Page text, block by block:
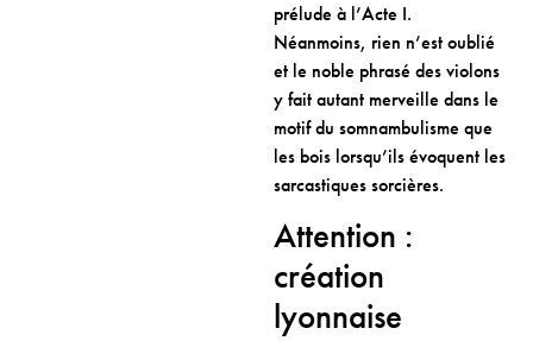
prélude à l’Acte I.
Néanmoins, rien n’est oublié
et le noble phrasé des violons
y fait autant merveille dans le
motif du somnambulisme que
les bois lorsqu’ils évoquent les
sarcastiques sorcières.
Attention :
création
lyonnaise